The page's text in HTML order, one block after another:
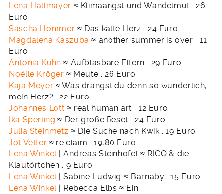
Lena Hällmayer ≈ Klimaangst und Wandelmut . 26
Euro
Sascha Hommer ≈ Das kalte Herz . 24 Euro
Magdalena Kaszuba ≈ another summer is over . 11
Euro
Antonia Kühn ≈ Aufblasbare Eltern . 29 Euro
Noëlle Kröger ≈ Meute . 26 Euro
Kaja Meyer ≈ Was drängst du denn so wunderlich,
mein Herz? . 22 Euro
Johannes Lott ≈ real human art . 12 Euro
Ika Sperling ≈ Der große Reset . 24 Euro
Julia Steinmetz≈ Die Suche nach Kwik . 19 Euro
Jot Vetter ≈ re:claim . 19,80 Euro
Lena Winkel| Andreas Steinhöfel ≈ RICO & die
Klautörtchen . 9 Euro
Lena Winkel | Sabine Ludwig ≈ Barnaby . 15 Euro
Lena Winkel | Rebecca Elbs ≈ Ein